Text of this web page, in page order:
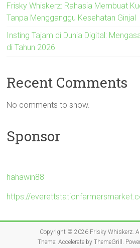
Frisky Whiskerz: Rahasia Membuat
Tanpa Mengganggu Kesehatan Ginjal
Insting Tajam di Dunia Digital:
di Tahun 2026
Recent Comments
No comments to show.
Sponsor
hahawin88
https://
Copyright © 2026 Frisky Whiskerz .
Theme: Accelerateby ThemeGrill.